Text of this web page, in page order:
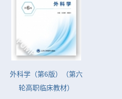
外科学（第6版）（第六
轮高职临床教材）